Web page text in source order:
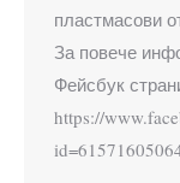
пластмасови
За повече
Фейсбук
https://